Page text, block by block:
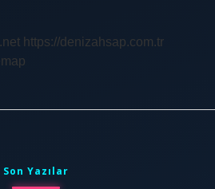
https://denizahsap.com.tr
Son Yazılar